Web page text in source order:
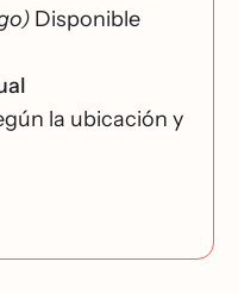
Disponible
la ubicación y